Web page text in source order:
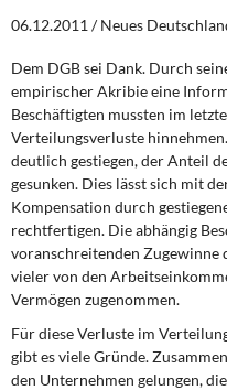
Leitlinien linker
Wirtschaftspolitik
Steuer- und
Öffentliche Infrastruktur
Eurokrise und
DIE LINKE
Weitere Themen
06.12.2011 / Neues
Dem DGB sei Dank. Durch
empirischer Akribie eine
Beschäftigten mussten im
Verteilungsverluste
deutlich gestiegen, der Anteil
gesunken. Dies lässt sich mit
Kompensation durch
rechtfertigen. Die abhängig
voranschreitenden Zugewinne
vieler von den
Vermögen zugenommen.
Für diese Verluste im
gibt es viele Gründe.
den Unternehmen gelungen,